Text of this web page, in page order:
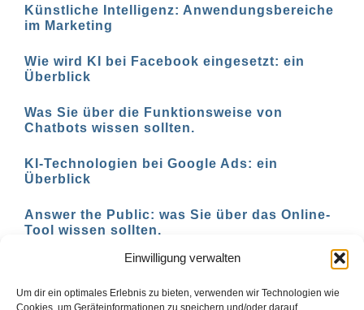
Einwilligung verwalten
Um dir ein optimales Erlebnis zu bieten, verwenden wir Technologien wie
Cookies, um Geräteinformationen zu speichern und/oder darauf
Künstliche Intelligenz: Anwendungsbereiche
im Marketing
Wie wird KI bei Facebook eingesetzt: ein
Überblick
Was Sie über die Funktionsweise von
Chatbots wissen sollten.
KI-Technologien bei Google Ads: ein
Überblick
Answer the Public: was Sie über das Online-
Tool wissen sollten.
AI-basierte Tools für den Social-Media-